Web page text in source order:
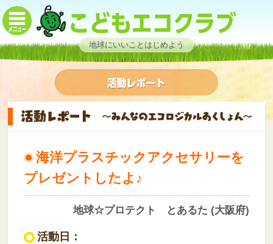
地球にいいことはじめよう
海洋プラスチックアクセサリーを
プレゼントしたよ♪
地球☆プロテクト とあるた (大阪府)
活動日：